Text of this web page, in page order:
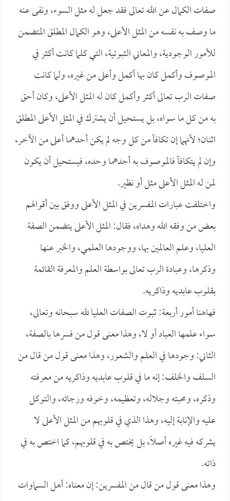
صفات الكمال عن الله تعالى فقد جعل له مثل السوء، ونفى عنه
ما وصف به نفسه من المثل الأعلى، وهو الكمال المطلق المتضمن
للأمور الوجودية، والمعاني الثبوتية، التي كلما كانت أكثر في
الموصوف وأكمل كان بها أكمل وأعلى من غيره، ولما كانت
صفات الرب تعالى أكثر وأكمل كان له المثل الأعلى، وكان أحق
به من كل ما سواه، بل يستحيل أن يشترك في المثل الأعلى المطلق
اثنان؛ لأنهما إن تكافآ من كل وجه لم يكن أحدهما أعلى من الآخر،
وإن لم يتكافآ فالموصوف به أحدهما وحده، فيستحيل أن يكون
لمن له المثل الأعلى مثل أو نظير.
واختلفت عبارات المفسرين في المثل الأعلى ووفق بين أقوالهم
بعض من وفقه الله وهداه، فقال: المثل الأعلى يتضمن الصفة
العليا، وعلم العالمين بها، ووجودها العلمي، والخبر عنها
وذكرها، وعبادة الرب تعالى بواسطة العلم والمعرفة القائمة
بقلوب عابديه وذاكريه.
فهاهنا أمور أربعة: ثبوت الصفات العليا لله سبحانه وتعالى،
سواء علمها العباد أو لا، وهذا معنى قول من فسرها بالصفة،
الثاني: وجودها في العلم والشعور، وهذا معنى قول من قال من
السلف والخلف: إنه ما في قلوب عابديه وذاكريه من معرفته
وذكره، ومحبته وجلاله، وتعظيمه، وخوفه ورجائه، والتوكل
عليه والإنابة إليه، وهذا الذي في قلوبهم من المثل الأعلى لا
يشركه فيه غيره أصلاً، بل يختص به في قلوبهم، كما اختص به في
ذاته.
وهذا معنى قول من قال من المفسرين: إن معناه: أهل السماوات